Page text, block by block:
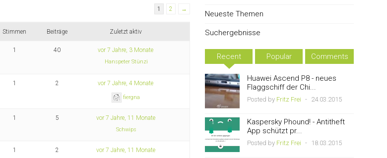
1 2 →
Stimmen Beiträge Zuletzt aktiv
1 40 vor 7 Jahre, 3 Monate
Hanspeter Stünzi
1 2 vor 7 Jahre, 4 Monate
fiergna
1 5 vor 7 Jahre, 11 Monate
Schwips
1 2 vor 7 Jahre, 11 Monate
Neueste Themen
Suchergebnisse
Recent Popular Comments
Huawei Ascend P8 - neues
Flaggschiff der Chi...
Posted by Fritz Frei - 24.03.2015
Kaspersky Phound! - Antitheft
App schützt pr...
Posted by Fritz Frei - 18.03.2015